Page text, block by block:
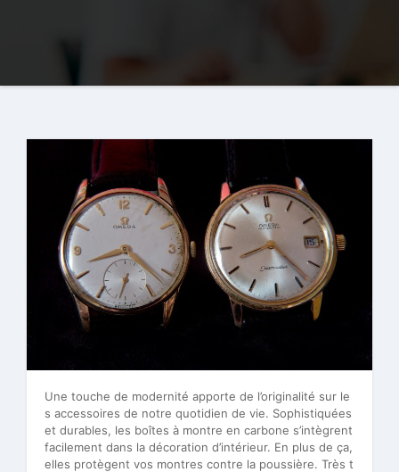
Une touche de modernité apporte de l’originalité sur le
s accessoires de notre quotidien de vie. Sophistiquées
et durables, les boîtes à montre en carbone s’intègrent
facilement dans la décoration d’intérieur. En plus de ça,
elles protègent vos montres contre la poussière. Très t